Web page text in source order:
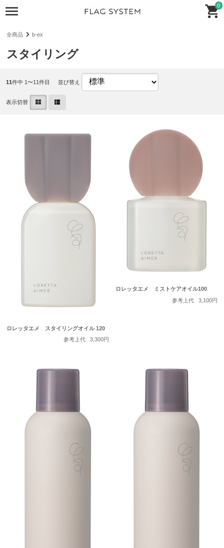
0
全商品 b-ex
スタイリング
11件中 1〜11件目 並び替え
表示切替
ロレッタエメ スタイリングオイル 120
参考上代
3,300円
ロレッタエメ ミストケアオイル100
参考上代
3,100円